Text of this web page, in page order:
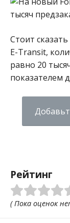
Стоит
E-Transit,
равно 20
показателем
Рейтинг
( Пока оценок